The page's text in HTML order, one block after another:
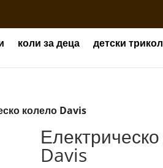
коли за деца детски
колело Davis
Davis